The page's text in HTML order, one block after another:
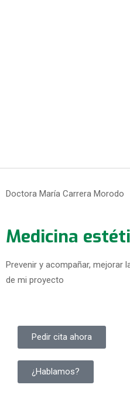
Doctora María Carrera Morodo
Medicina
Prevenir y acompañar, mejorar
de mi proyecto
Pedir cita ahora
¿Hablamos?